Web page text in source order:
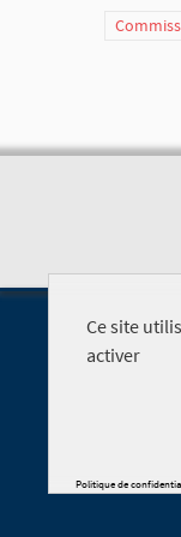
Ce site
activer
Politique de